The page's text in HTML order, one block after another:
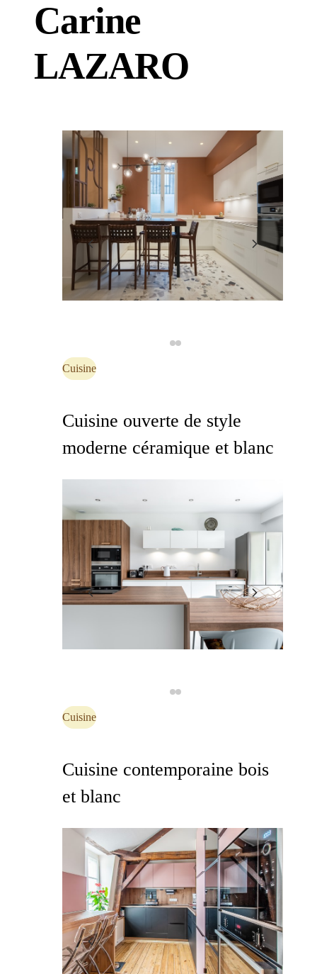
Carine
LAZARO
Cuisine
Cuisine ouverte de style
moderne céramique et blanc
Cuisine
Cuisine contemporaine bois
et blanc